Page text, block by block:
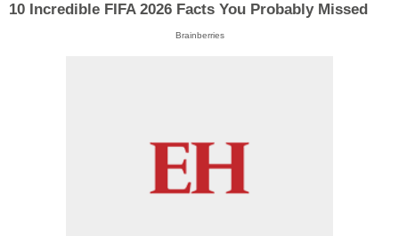
10 Incredible FIFA 2026 Facts You Probably Missed
Brainberries